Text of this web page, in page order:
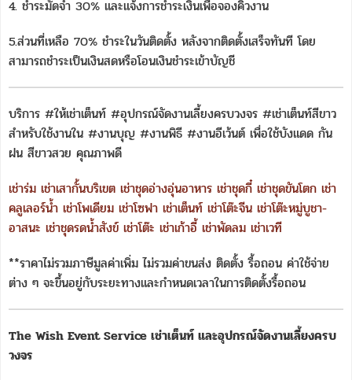
4. ชำระมัดจำ 30% และแจ้งการชำระเงินเพื่อจองคิวงาน
5.ส่วนที่เหลือ 70% ชำระในวันติดตั้ง หลังจากติดตั้งเสร็จทันที โดย
สามารถชำระเป็นเงินสดหรือโอนเงินชำระเข้าบัญชี
บริการ #ให้เช่าเต็นท์ #อุปกรณ์จัดงานเลี้ยงครบวงจร #เช่าเต็นท์สีขาว
สำหรับใช้งานใน #งานบุญ #งานพิธี #งานอีเว้นต์ เพื่อใช้บังแดด กัน
ฝน สีขาวสวย คุณภาพดี
เช่าร่ม เช่าเสากั้นบริเขต เช่าชุดอ่างอุ่นอาหาร เช่าชุดกี๋ เช่าชุดขันโตก เช่า
คลูเลอร์น้ำ เช่าโพเดียม เช่าโซฟา เช่าเต็นท์ เช่าโต๊ะจีน เช่าโต๊ะหมู่บูชา-
อาสนะ เช่าชุดรดน้ำสังข์ เช่าโต๊ะ เช่าเก้าอี้ เช่าพัดลม เช่าเวที
**ราคาไม่รวมภาษีมูลค่าเพิ่ม ไม่รวมค่าขนส่ง ติดตั้ง รื้อถอน ค่าใช้จ่าย
ต่าง ๆ จะขึ้นอยู่กับระยะทางและกำหนดเวลาในการติดตั้งรื้อถอน
The Wish Event Service เช่าเต็นท์ และอุปกรณ์จัดงานเลี้ยงครบ
วงจร